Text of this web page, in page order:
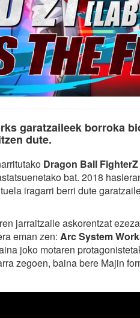
garatzaileek borroka
dute.
Dragon Ball FighterZ
bat. 2018
iragarri berri dute
jarraitzaile askorentzat
eman zen: Arc System
joko motaren
zegoen, baina bere Majin